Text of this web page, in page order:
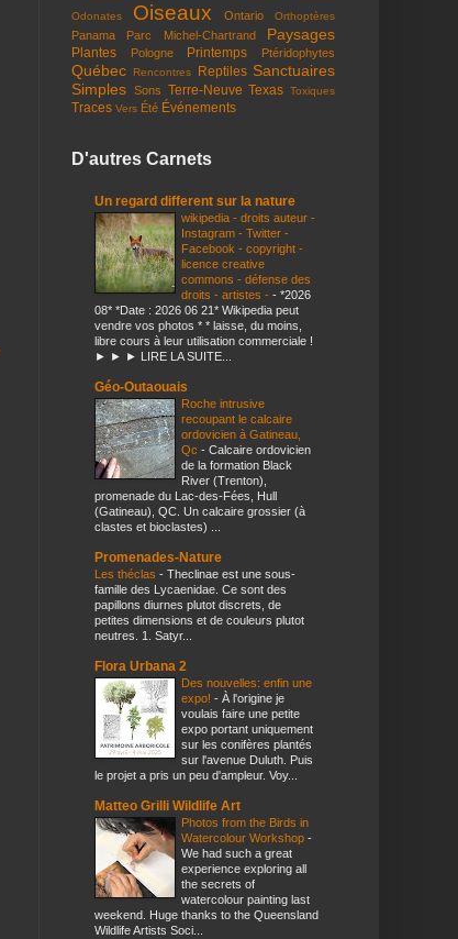
Odonates
Oiseaux Ontario Orthoptères
Panama Parc Michel-Chartrand Paysages
Plantes Pologne Printemps Ptéridophytes
Québec Rencontres Reptiles Sanctuaires
Simples Sons Terre-Neuve Texas Toxiques
Traces Vers Été Événements
D'autres Carnets
Un regard different sur la nature
wikipedia - droits auteur -
Instagram - Twitter -
Facebook - copyright -
licence creative
commons - défense des
droits - artistes - - *2026
08* *Date : 2026 06 21* Wikipedia peut
vendre vos photos * * laisse, du moins,
libre cours à leur utilisation commerciale !
► ► ► LIRE LA SUITE...
Géo-Outaouais
Roche intrusive
recoupant le calcaire
ordovicien à Gatineau,
Qc - Calcaire ordovicien
de la formation Black
River (Trenton),
promenade du Lac-des-Fées, Hull
(Gatineau), QC. Un calcaire grossier (à
clastes et bioclastes) ...
Promenades-Nature
Les théclas - Theclinae est une sous-
famille des Lycaenidae. Ce sont des
papillons diurnes plutot discrets, de
petites dimensions et de couleurs plutot
neutres. 1. Satyr...
Flora Urbana 2
Des nouvelles: enfin une
expo! - À l'origine je
voulais faire une petite
expo portant uniquement
sur les conifères plantés
sur l'avenue Duluth. Puis
le projet a pris un peu d'ampleur. Voy...
Matteo Grilli Wildlife Art
Photos from the Birds in
Watercolour Workshop -
We had such a great
experience exploring all
the secrets of
watercolour painting last
weekend. Huge thanks to the Queensland
Wildlife Artists Soci...